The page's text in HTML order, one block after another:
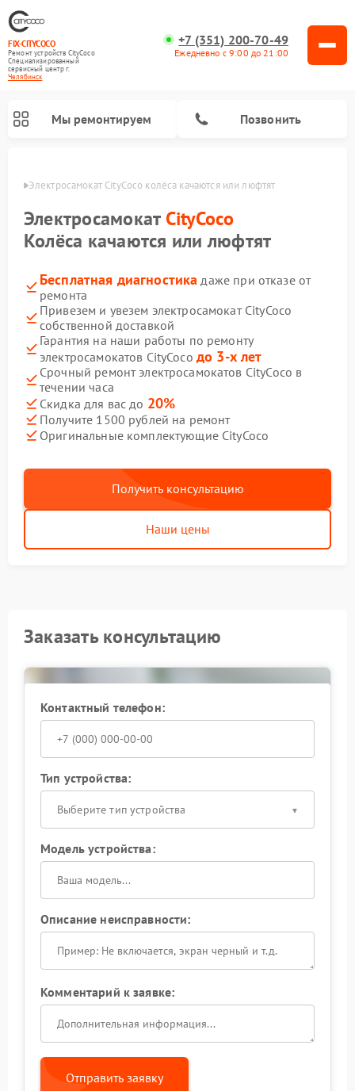
FIX-CITYCOCO
Ремонт устройств CityCoco
Специализированный
cервисный центр г.
Челябинск
+7 (351) 200-70-49
Ежедневно с 9:00 до 21:00
Мы ремонтируем Позвонить
Электросамокат CityCoco колёса качаются или люфтят
Электросамокат CityCoco
Колёса качаются или люфтят
Бесплатная диагностика даже при отказе от
ремонта
Привезем и увезем электросамокат CityCoco
собственной доставкой
Гарантия на наши работы по ремонту
электросамокатов CityCoco до 3-х лет
Срочный ремонт электросамокатов CityCoco в
течении часа
Скидка для вас до 20%
Получите 1500 рублей на ремонт
Оригинальные комплектующие CityCoco
Получить консультацию
Наши цены
Заказать консультацию
Контактный телефон:
Тип устройства:
Выберите тип устройства
Модель устройства:
Описание неисправности:
Комментарий к заявке:
Отправить заявку